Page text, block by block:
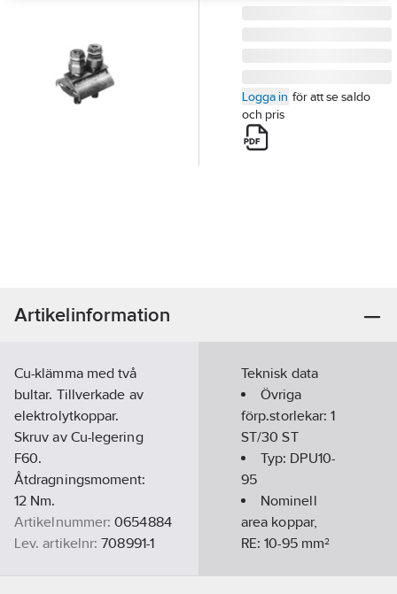
Logga in för att se saldo
och pris
Artikelinformation
Cu-klämma med två
bultar. Tillverkade av
elektrolytkoppar.
Skruv av Cu-legering
F60.
Åtdragningsmoment:
12 Nm.
Artikelnummer: 0654884
Lev. artikelnr: 708991-1
4042368488300
Teknisk data
Övriga
förp.storlekar:1
ST/30 ST
Typ: DPU10-
95
Nominell
area koppar,
RE:10-95mm²